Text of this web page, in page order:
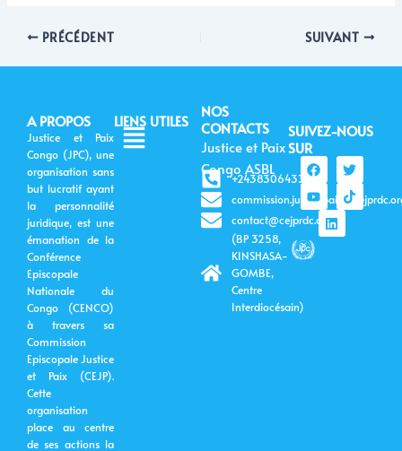
PRÉCÉDENT SUIVANT
A PROPOS
Justice et Paix
Congo (JPC), une
organisation sans
but lucratif ayant
la personnalité
juridique, est une
émanation de la
Conférence
Episcopale
Nationale du
Congo (CENCO)
à travers sa
Commission
Episcopale Justice
et Paix (CEJP).
Cette
organisation
place au centre
de ses actions la
LIENS UTILES
Menu
NOS
CONTACTS
Justice et Paix
Congo ASBL
+243830643399
contact@cejprdc.org
(BP 3258,
KINSHASA-
GOMBE,
Centre
Interdiocésain)
SUIVEZ-NOUS
SUR
F
a
c
e
b
o
o
k
T
w
i
t
t
Y
o
u
t
u
b
e
T
i
k
t
o
n
k
e
d
i